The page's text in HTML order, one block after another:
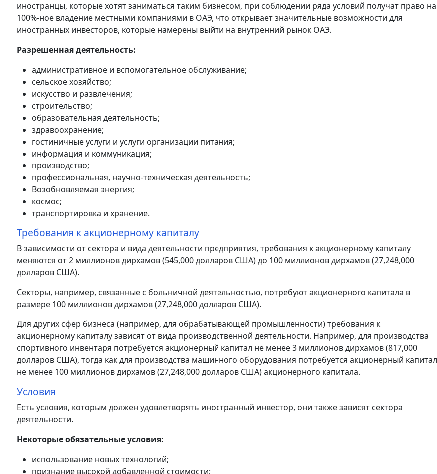
иностранцы, которые хотят заниматься таким бизнесом, при соблюдении ряда условий получат право на
100%-ное владение местными компаниями в ОАЭ, что открывает значительные возможности для
иностранных инвесторов, которые намерены выйти на внутренний рынок ОАЭ.
Разрешенная деятельность:
административное и вспомогательное обслуживание;
сельское хозяйство;
искусство и развлечения;
строительство;
образовательная деятельность;
здравоохранение;
гостиничные услуги и услуги организации питания;
информация и коммуникация;
производство;
профессиональная, научно-техническая деятельность;
Возобновляемая энергия;
космос;
транспортировка и хранение.
Требования к акционерному капиталу
В зависимости от сектора и вида деятельности предприятия, требования к акционерному капиталу
меняются от 2 миллионов дирхамов (545,000 долларов США) до 100 миллионов дирхамов (27,248,000
долларов США).
Секторы, например, связанные с больничной деятельностью, потребуют акционерного капитала в
размере 100 миллионов дирхамов (27,248,000 долларов США).
Для других сфер бизнеса (например, для обрабатывающей промышленности) требования к
акционерному капиталу зависят от вида производственной деятельности. Например, для производства
спортивного инвентаря потребуется акционерный капитал не менее 3 миллионов дирхамов (817,000
долларов США), тогда как для производства машинного оборудования потребуется акционерный капитал
не менее 100 миллионов дирхамов (27,248,000 долларов США) акционерного капитала.
Условия
Есть условия, которым должен удовлетворять иностранный инвестор, они также зависят сектора
деятельности.
Некоторые обязательные условия:
использование новых технологий;
признание высокой добавленной стоимости;